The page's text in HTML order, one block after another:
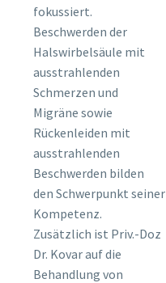
fokussiert.
Beschwerden der
Halswirbelsäule mit
ausstrahlenden
Schmerzen und
Migräne sowie
Rückenleiden mit
ausstrahlenden
Beschwerden bilden
den Schwerpunkt seiner
Kompetenz.
Zusätzlich ist Priv.-Doz
Dr. Kovar auf die
Behandlung von